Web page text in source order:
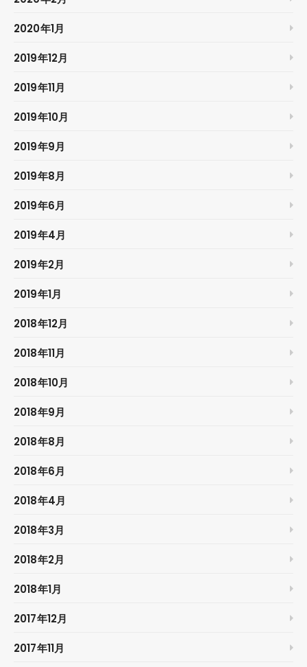
2020年1月
2019年12月
2019年11月
2019年10月
2019年9月
2019年8月
2019年6月
2019年4月
2019年2月
2019年1月
2018年12月
2018年11月
2018年10月
2018年9月
2018年8月
2018年6月
2018年4月
2018年3月
2018年2月
2018年1月
2017年12月
2017年11月